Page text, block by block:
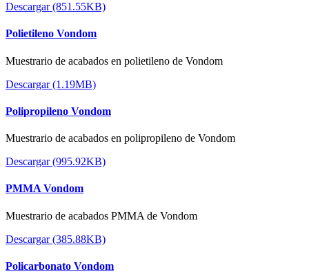
Descargar (851.55KB)
Polietileno Vondom
Muestrario de acabados en polietileno de Vondom
Descargar (1.19MB)
Polipropileno Vondom
Muestrario de acabados en polipropileno de Vondom
Descargar (995.92KB)
PMMA Vondom
Muestrario de acabados PMMA de Vondom
Descargar (385.88KB)
Policarbonato Vondom